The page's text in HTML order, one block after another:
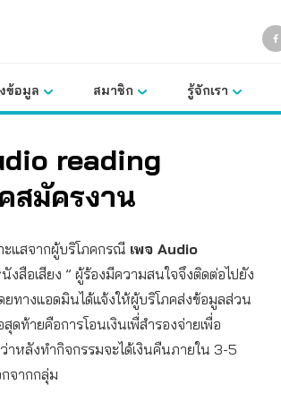
ข้อมูล สมาชิก รู้จักเรา
reading
สมัครงาน
ะแสจากผู้บริโภคกรณี เพจ Audio
สือเสียง ” ผู้ร้องมีความสนใจจึงติดต่อไปยัง
ยทางแอดมินได้แจ้งให้ผู้บริโภคส่งข้อมูลส่วน
ท้ายคือการโอนเงินเพื่สำรองจ่ายเพื่อ
หลังทำกิจกรรมจะได้เงินคืนภายใน 3-5
จากกลุ่ม